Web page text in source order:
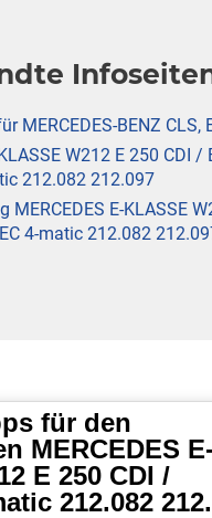
MERCEDES-BENZ CLS,
W212 E 250 CDI /
212.082 212.097
E-KLASSE
4-matic 212.082
für den
MERCEDES E-
E 250 CDI /
212.082